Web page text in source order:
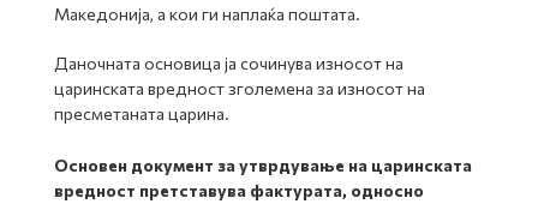
Македонија, а кои ги наплаќа поштата.
Даночната основица ја сочинува износот на
царинската вредност зголемена за износот на
пресметаната царина.
Основен документ за утврдување на царинската
вредност претставува фактурата, односно